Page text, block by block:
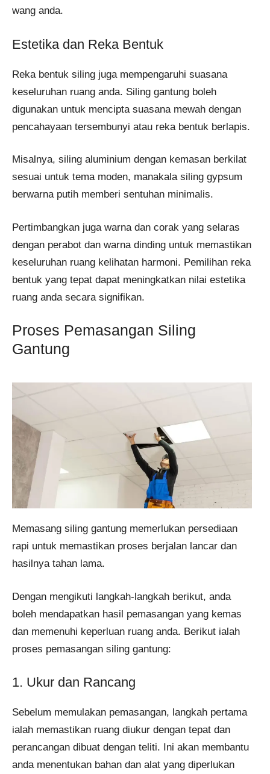
wang anda.
Estetika dan Reka Bentuk
Reka bentuk siling juga mempengaruhi suasana
keseluruhan ruang anda. Siling gantung boleh
digunakan untuk mencipta suasana mewah dengan
pencahayaan tersembunyi atau reka bentuk berlapis.
Misalnya, siling aluminium dengan kemasan berkilat
sesuai untuk tema moden, manakala siling gypsum
berwarna putih memberi sentuhan minimalis.
Pertimbangkan juga warna dan corak yang selaras
dengan perabot dan warna dinding untuk memastikan
keseluruhan ruang kelihatan harmoni. Pemilihan reka
bentuk yang tepat dapat meningkatkan nilai estetika
ruang anda secara signifikan.
Proses Pemasangan Siling
Gantung
Memasang siling gantung memerlukan persediaan
rapi untuk memastikan proses berjalan lancar dan
hasilnya tahan lama.
Dengan mengikuti langkah-langkah berikut, anda
boleh mendapatkan hasil pemasangan yang kemas
dan memenuhi keperluan ruang anda. Berikut ialah
proses pemasangan siling gantung:
1. Ukur dan Rancang
Sebelum memulakan pemasangan, langkah pertama
ialah memastikan ruang diukur dengan tepat dan
perancangan dibuat dengan teliti. Ini akan membantu
anda menentukan bahan dan alat yang diperlukan